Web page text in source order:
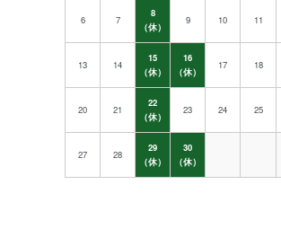
6 7
8
（休）
9 10 11
13 14
15
（休）
16
（休）
17 18
20 21
22
（休）
23 24 25
27 28
29
（休）
30
（休）